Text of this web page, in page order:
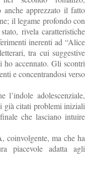
apprezzato il fatto
il legame profondo con
rivela caratteristiche
inerenti ad “Alice
tra cui suggestive
ho accennato. Gli scontri
e concentrandosi verso
adolescenziale,
già citati problemi iniziali
che lasciano intuire
coinvolgente, ma che ha
piacevole adatta agli